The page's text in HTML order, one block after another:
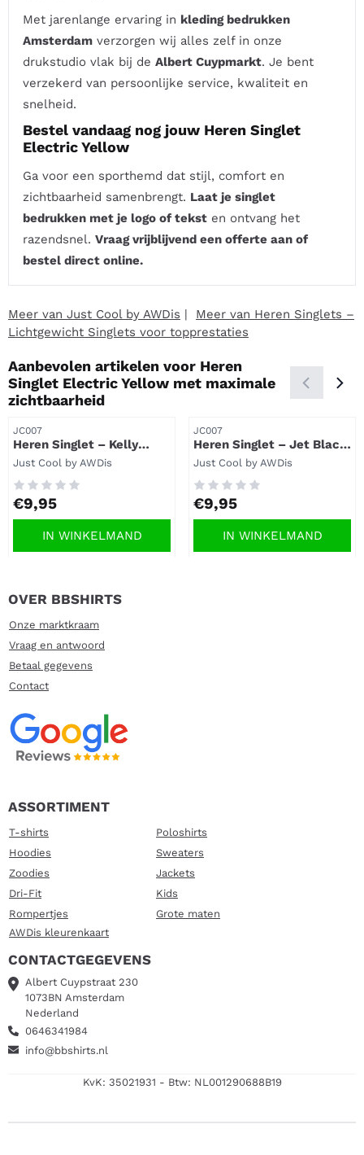
Met jarenlange ervaring in kleding bedrukken
Amsterdam verzorgen wij alles zelf in onze
drukstudio vlak bij deAlbert Cuypmarkt. Je bent
verzekerd van persoonlijke service, kwaliteit en
snelheid.
Bestel vandaag nog jouw Heren Singlet
Electric Yellow
Ga voor een sporthemd dat stijl, comfort en
zichtbaarheid samenbrengt. Laat je singlet
bedrukken met je logo of tekst en ontvang het
razendsnel.Vraag vrijblijvend een offerte aan of
bestel direct online.
Meer van Just Cool by AWDis | Meer van Heren Singlets –
Lichtgewicht Singlets voor topprestaties
Aanbevolen artikelen voor Heren
Singlet Electric Yellow met maximale
zichtbaarheid
Artikelnummer
JC007
Heren Singlet – Kelly
Green sporthemd met
frisse uitstraling
Merk:
Just Cool by AWDis
Prijs: 9,95
€9,95
IN WINKELMAND
Artikelnummer
JC007
Heren Singlet – Jet Black
sporthemd met tijdloze
uitstraling
Merk:
Just Cool by AWDis
Prijs: 9,95
€9,95
IN WINKELMAND
OVER BBSHIRTS
Onze marktkraam
Vraag en antwoord
Betaal gegevens
Contact
ASSORTIMENT
T-shirts
Poloshirts
Hoodies
Sweaters
Zoodies
Jackets
Dri-Fit
Kids
Rompertjes
Grote maten
AWDis kleurenkaart
CONTACTGEGEVENS
Albert Cuypstraat 230
1073BN Amsterdam
Nederland
0646341984
info@bbshirts.nl
KvK: 35021931 - Btw: NL001290688B19